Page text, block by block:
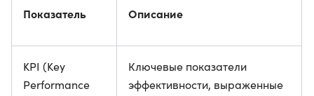
Показатель Описание
KPI (Key
Performance
Ключевые показатели
эффективности, выраженные